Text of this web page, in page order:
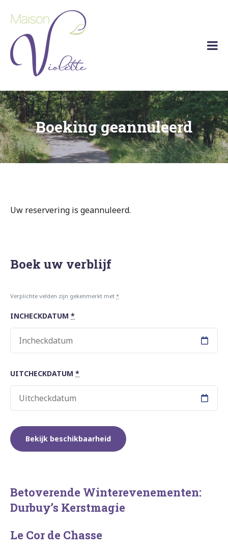
content
Maison
Violette
Vakantiehuis
Barvaux
(Durbuy)
Boeking geannuleerd
Uw reservering is geannuleerd.
Boek uw verblijf
Verplichte velden zijn gekenmerkt met *
INCHECKDATUM *
UITCHECKDATUM *
Betoverende Winterevenementen:
Durbuy’s Kerstmagie
Le Cor de Chasse